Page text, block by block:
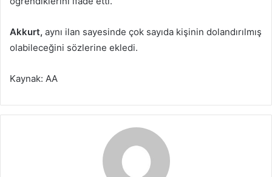
Akkurt, aynı ilan sayesinde çok sayıda kişinin dolandırılmış
olabileceğini sözlerine ekledi.
Kaynak: AA